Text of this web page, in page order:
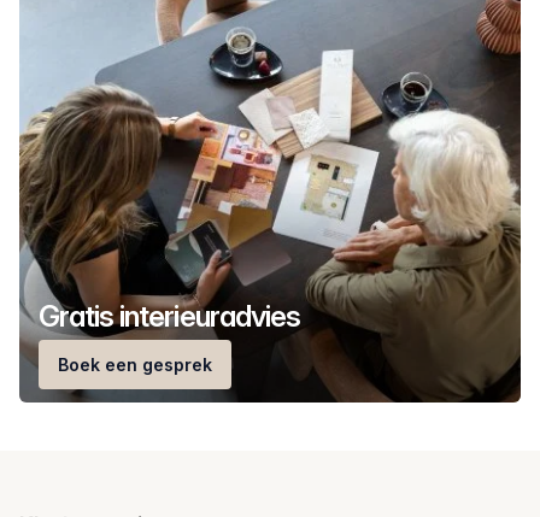
Gratis interieuradvies
Boek een gesprek